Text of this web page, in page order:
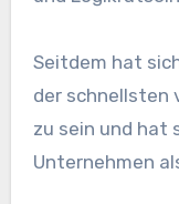
Seitdem hat
der schnellsten
zu sein und hat
Unternehmen